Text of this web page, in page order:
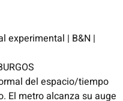
experimental | B&N |
del espacio/tiempo
El metro alcanza su auge